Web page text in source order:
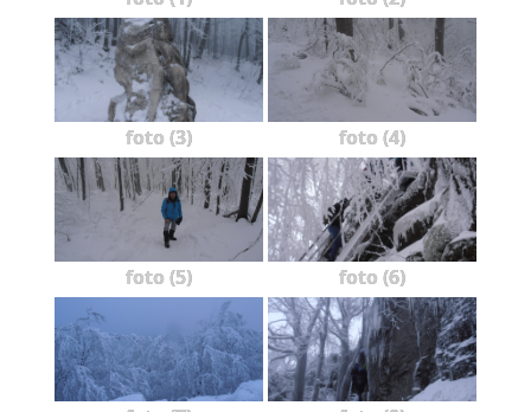
foto (3) foto (4)
foto (5) foto (6)